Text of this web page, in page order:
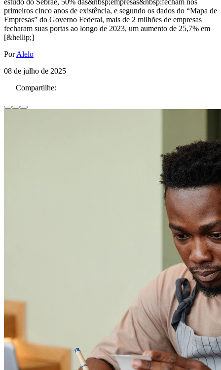
estudo do Sebrae, 50% das&nbsp;empresas&nbsp;fecham nos
primeiros cinco anos de existência, e segundo os dados do “Mapa de
Empresas” do Governo Federal, mais de 2 milhões de empresas
fecharam suas portas ao longo de 2023, um aumento de 25,7% em
[&hellip;]
PorAlelo
08 de julho de 2025
Compartilhe: